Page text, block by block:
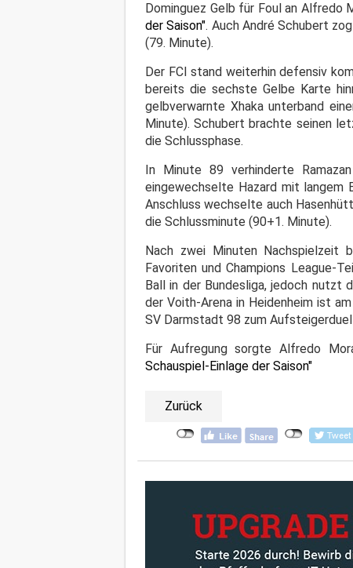
Dominguez Gelb für Foul an Alfredo
der Saison". Auch André Schubert
(79. Minute).
Der FCI stand weiterhin defensiv
bereits die sechste Gelbe Karte
gelbverwarnte Xhaka unterband
Minute). Schubert brachte seinen
die Schlussphase.
In Minute 89 verhinderte
eingewechselte Hazard mit langem
Anschluss wechselte auch
die Schlussminute (90+1. Minute).
Nach zwei Minuten Nachspielzeit
Favoriten und Champions League-
Ball in der Bundesliga, jedoch nutzt
der Voith-Arena in Heidenheim ist
SV Darmstadt 98 zum
Für Aufregung sorgte Alfredo
Schauspiel-Einlage der Saison"
Zurück